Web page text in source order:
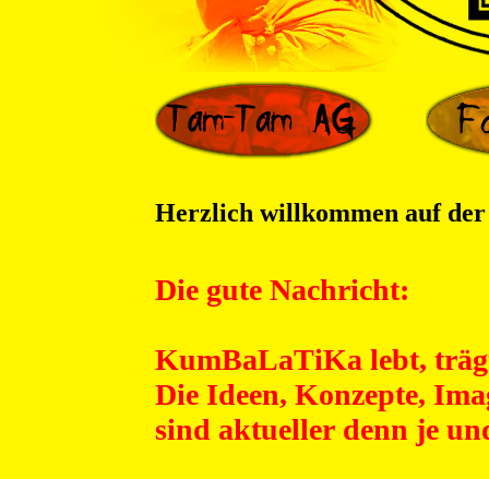
Herzlich willkommen auf
Die gute Nachricht:
KumBaLaTiKa lebt,
Die Ideen, Konzepte,
sind aktueller denn je